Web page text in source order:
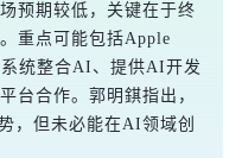
预期较低，关键在于终
重点可能包括Apple
统整合AI、提供AI开发
台合作。郭明錤指出，
，但未必能在AI领域创